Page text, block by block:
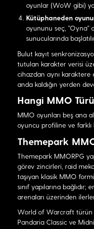
oyunlar (WoW gibi)
Kütüphaneden
oyununu seç, "Oyna"
sunucularında
Bulut kayıt
tutulan karakter verisi
cihazdan aynı karaktere
anda kaldığın yerden
Hangi MMO
MMO oyunları beş ana
oyuncu profiline ve
Themepark
Themepark MMORPG
görev zincirleri, raid
taşıyan klasik MMO
sınıf yapılarına
arenaları üzerinden
World of Warcraft türün
Pandaria Classic ve